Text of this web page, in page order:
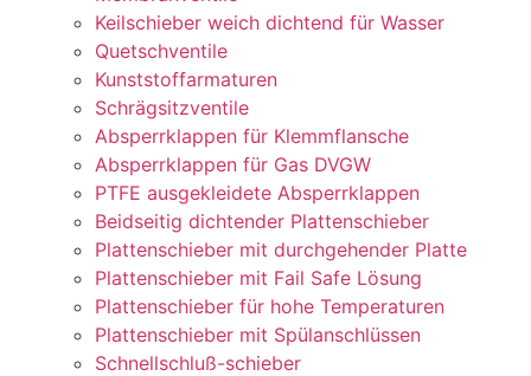
Keilschieber weich dichtend für Wasser
Quetschventile
Kunststoffarmaturen
Schrägsitzventile
Absperrklappen für Klemmflansche
Absperrklappen für Gas DVGW
PTFE ausgekleidete Absperrklappen
Beidseitig dichtender Plattenschieber
Plattenschieber mit durchgehender Platte
Plattenschieber mit Fail Safe Lösung
Plattenschieber für hohe Temperaturen
Plattenschieber mit Spülanschlüssen
Schnellschluß-schieber